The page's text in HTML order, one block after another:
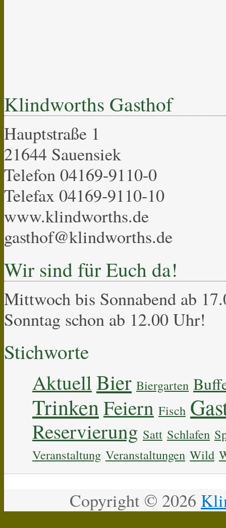
Klindworths Gasthof
Hauptstraße 1
21644 Sauensiek
Telefon 04169-9110-0
Telefax 04169-9110-10
www.klindworths.de
gasthof@klindworths.de
Wir sind für Euch da!
Mittwoch bis Sonnabend ab
Sonntag schon ab 12.00 Uhr!
Stichworte
AktuellBier Biergarten
TrinkenFeiern Fisch
Reservierung Satt Schlafen
Veranstaltung Veranstaltungen Wild
Copyright © 2026